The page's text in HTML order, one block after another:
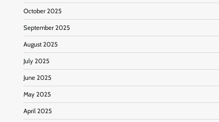
October 2025
September 2025
August 2025
July 2025
June 2025
May 2025
April 2025